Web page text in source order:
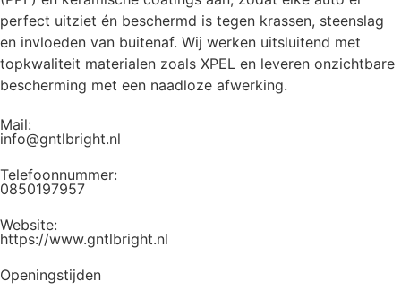
perfect uitziet én beschermd is tegen krassen, steenslag
en invloeden van buitenaf. Wij werken uitsluitend met
topkwaliteit materialen zoals XPEL en leveren onzichtbare
bescherming met een naadloze afwerking.
Mail:
info@gntlbright.nl
Telefoonnummer:
0850197957
Website:
https://www.gntlbright.nl
Openingstijden